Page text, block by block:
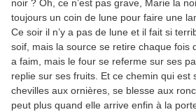
noir ? Oh, ce n’est pas grave, Marie la
toujours un coin de lune pour faire une
Ce soir il n’y a pas de lune et il fait si
soif, mais la source se retire chaque fois
a faim, mais le four se referme sur ses
replie sur ses fruits. Et ce chemin qui est
chevilles aux ornières, se blesse aux
peut plus quand elle arrive enfin à la